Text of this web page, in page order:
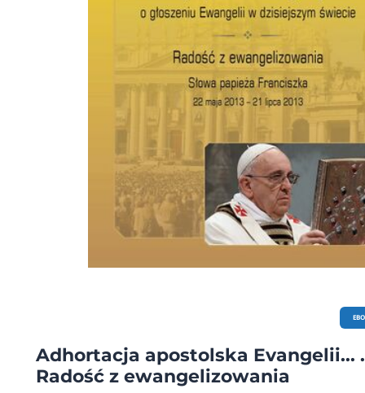
Adhortacja apostolska Evangelii... .
Radość z ewangelizowania